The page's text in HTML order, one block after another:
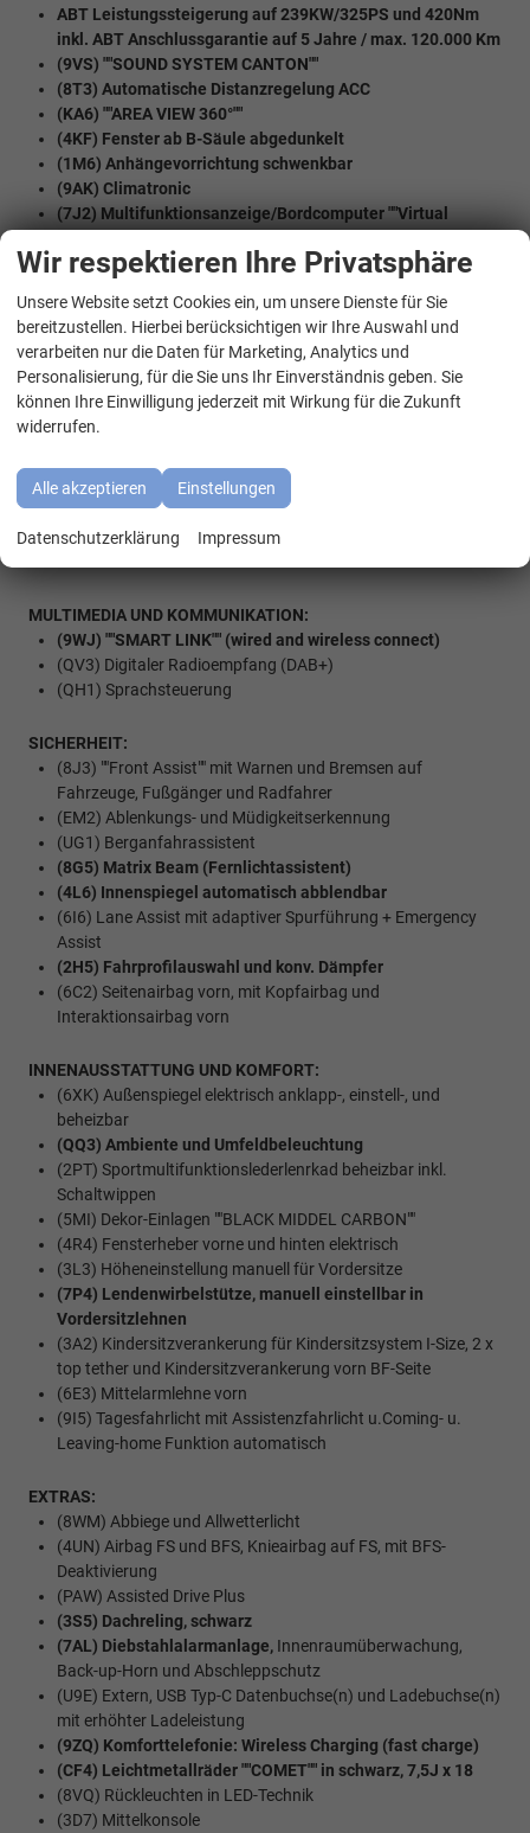
ABT Leistungssteigerung auf 239KW/325PS und 420Nm
inkl. ABT Anschlussgarantie auf 5 Jahre / max. 120.000 Km
(9VS) ""SOUND SYSTEM CANTON""
(8T3) Automatische Distanzregelung ACC
(KA6) ""AREA VIEW 360°""
(4KF) Fenster ab B-Säule abgedunkelt
(1M6) Anhängevorrichtung schwenkbar
(9AK) Climatronic
(7J2) Multifunktionsanzeige/Bordcomputer ""Virtual
(7Y1) Spurwechselassist ""Side Assist"" inkl. Totwinkel
(QR9) Mit Verkehrszeichenerkennung
(8A2) Parklenkassistent IPA (Intelligent Park Assist)
(4K6) Schlüsselloses Schließ- und Startsystem ""Keyless
Advanced"" mit Safesicherung
(N7H) Sitbezüge in Stoff
(4A3) Sitzheizung für Vordersitze
(8IU) Matrix LED Scheinwerfer
(3FU) elektrisches Panoramaglasschiebedach
(4E6) Heckklappe elektrisch öffnend und schließen inkl.
MULTIMEDIA UND KOMMUNIKATION:
(9WJ) ""SMART LINK"" (wired and wireless connect)
(QV3) Digitaler Radioempfang (DAB+)
(QH1) Sprachsteuerung
SICHERHEIT:
(8J3) ""Front Assist"" mit Warnen und Bremsen auf
Fahrzeuge, Fußgänger und Radfahrer
(EM2) Ablenkungs- und Müdigkeitserkennung
(UG1) Berganfahrassistent
(8G5) Matrix Beam (Fernlichtassistent)
(4L6) Innenspiegel automatisch abblendbar
(6I6) Lane Assist mit adaptiver Spurführung + Emergency
Assist
(2H5) Fahrprofilauswahl und konv. Dämpfer
(6C2) Seitenairbag vorn, mit Kopfairbag und
Interaktionsairbag vorn
INNENAUSSTATTUNG UND KOMFORT:
(6XK) Außenspiegel elektrisch anklapp-, einstell-, und
beheizbar
(QQ3) Ambiente und Umfeldbeleuchtung
(2PT) Sportmultifunktionslederlenrkad beheizbar inkl.
Schaltwippen
(5MI) Dekor-Einlagen ""BLACK MIDDEL CARBON""
(4R4) Fensterheber vorne und hinten elektrisch
(3L3) Höheneinstellung manuell für Vordersitze
(7P4) Lendenwirbelstütze, manuell einstellbar in
Vordersitzlehnen
(3A2) Kindersitzverankerung für Kindersitzsystem I-Size, 2 x
top tether und Kindersitzverankerung vorn BF-Seite
(6E3) Mittelarmlehne vorn
(9I5) Tagesfahrlicht mit Assistenzfahrlicht u.Coming- u.
Leaving-home Funktion automatisch
EXTRAS:
(8WM) Abbiege und Allwetterlicht
(4UN) Airbag FS und BFS, Knieairbag auf FS, mit BFS-
Deaktivierung
(PAW) Assisted Drive Plus
(3S5) Dachreling, schwarz
(7AL) Diebstahlalarmanlage, Innenraumüberwachung,
Back-up-Horn und Abschleppschutz
(U9E) Extern, USB Typ-C Datenbuchse(n) und Ladebuchse(n)
mit erhöhter Ladeleistung
(9ZQ) Komforttelefonie: Wireless Charging (fast charge)
(CF4) Leichtmetallräder ""COMET"" in schwarz, 7,5J x 18
(8VQ) Rückleuchten in LED-Technik
(3D7) Mittelkonsole
Wir respektieren Ihre Privatsphäre
Unsere Website setzt Cookies ein, um unsere Dienste für Sie
bereitzustellen. Hierbei berücksichtigen wir Ihre Auswahl und
verarbeiten nur die Daten für Marketing, Analytics und
Personalisierung, für die Sie uns Ihr Einverständnis geben. Sie
können Ihre Einwilligung jederzeit mit Wirkung für die Zukunft
widerrufen.
Alle akzeptieren Einstellungen
Datenschutzerklärung Impressum